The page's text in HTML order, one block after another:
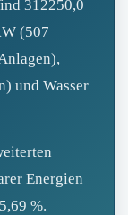
312250,0
(507
und Wasser
Energien
%.